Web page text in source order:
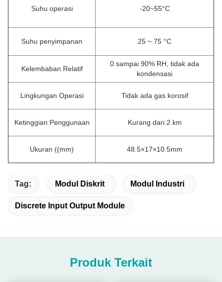
Suhu operasi -20~55°C
Suhu penyimpanan 25 ~ 75 °C
Kelembaban Relatif
0 sampai 90% RH, tidak ada
kondensasi
Lingkungan Operasi Tidak ada gas korosif
Ketinggian Penggunaan Kurang dari 2 km
Ukuran ((mm) 48.5×17×10.5mm
Tag: Modul Diskrit Modul Industri
Discrete Input Output Module
Produk Terkait